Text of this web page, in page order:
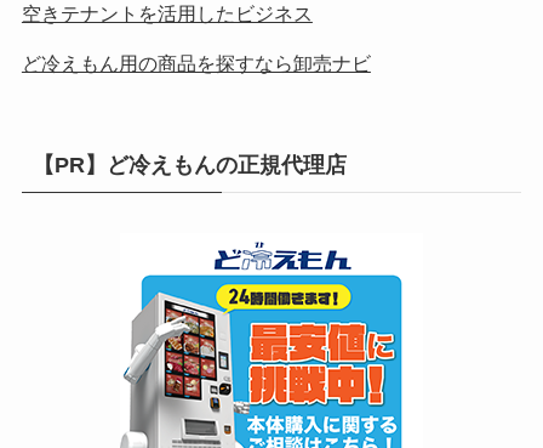
空きテナントを活用したビジネス
ど冷えもん用の商品を探すなら卸売ナビ
【PR】ど冷えもんの正規代理店